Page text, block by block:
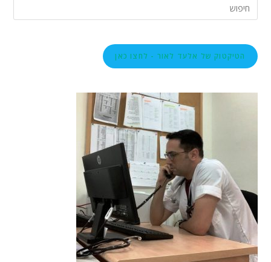
הטיקטוק של אלעד לאור - לחצו כאן